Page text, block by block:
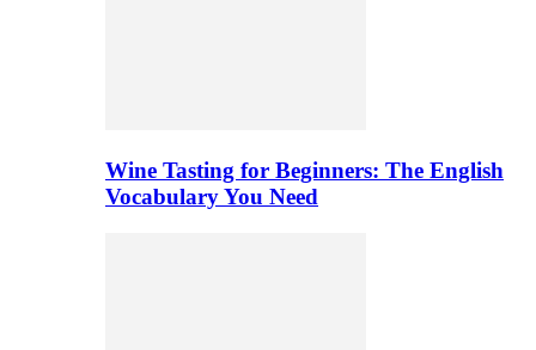
Wine Tasting for Beginners: The English
Vocabulary You Need